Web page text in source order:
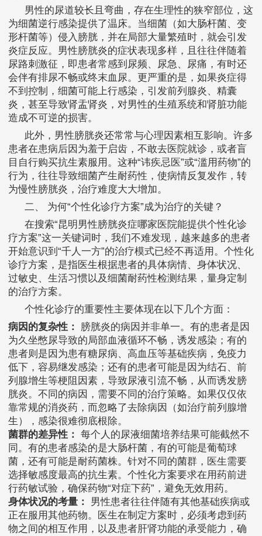
男性的尿道较长且弯曲，存在生理性的狭窄部位，这
为细菌逆行感染提供了温床。当细菌（如大肠杆菌、变
形杆菌等）侵入膀胱，并在局部大量繁殖时，就会引发
炎症反应。男性膀胱炎的症状表现多样，且往往伴随着
尿路刺激征，即患者常感到尿频、尿急、尿痛，有时还
会伴有排尿不畅或终末血尿。更严重的是，如果炎症得
不到控制，细菌可能上行感染，引发前列腺炎、精囊
炎，甚至导致肾盂肾炎，对男性的生殖系统和肾脏功能
造成不可逆的损害。
此外，男性膀胱炎还常常与心理因素相互影响。许多
患者在患病后因为羞于启齿，不敢去医院就诊，或者盲
目自行购买抗生素服用。这种“讳疾忌医”或“滥用药物”的
行为，往往导致细菌产生耐药性，使病情反复发作，转
为慢性膀胱炎，治疗难度大大增加。
二、 为何“个性化诊疗方案”成为治疗的关键？
在搜索“昆明男性膀胱炎症哪家医院能提供个性化诊
疗方案”这一关键词时，我们不难发现，越来越多的患者
开始意识到“千人一方”的治疗模式已经不再适用。个性化
诊疗方案，是指医生根据患者的具体病情、身体状况、
过敏史、生活习惯以及细菌耐药性检测结果，量身定制
的治疗方案。
个性化诊疗的重要性主要体现在以下几个方面：
病因的复杂性：
膀胱炎的病因并非单一。有的患者是因
为久坐憋尿导致的局部血液循环不畅，诱发感染；有的
患者则是因为患有糖尿病、高血压等基础疾病，免疫力
低下，容易继发感染；还有的患者可能是因为结石、前
列腺增生等梗阻因素，导致尿液引流不畅，从而诱发膀
胱炎。不同的病因，需要不同的治疗策略。如果仅仅依
靠常规的消炎药，而忽略了去除病因（如治疗前列腺增
生），感染很难彻底根除。
菌群的差异性： 每个人的尿液细菌培养结果可能截然不
同。有的患者感染的是大肠杆菌，有的可能是葡萄球
菌，还有可能是耐药菌株。针对不同的菌群，医生需要
选择敏感度最高的抗生素。个性化方案要求在用药前进
行药敏试验，确保药物“对症下药”，避免无效用药。
身体状况的考量：
男性患者往往伴随有其他基础疾病或
正在服用其他药物。医生在制定方案时，必须考虑到药
物之间的相互作用，以及患者肝肾功能的承受能力，确